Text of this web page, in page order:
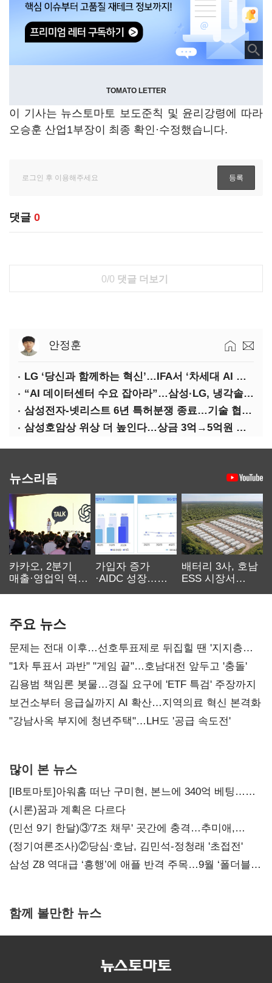
TOMATO LETTER
이 기사는 뉴스토마토 보도준칙 및 윤리강령에 따라
오승훈 산업1부장이 최종 확인·수정했습니다.
댓글 0
0/0 댓글 더보기
안정훈
LG ‘당신과 함께하는 혁신’…IFA서 ‘차세대 AI 홈’ 비전 공개
“AI 데이터센터 수요 잡아라”…삼성·LG, 냉각솔루션 속도전
삼성전자-넷리스트 6년 특허분쟁 종료…기술 협력 확대 합의
삼성호암상 위상 더 높인다…상금 3억→5억원 증액
뉴스리듬
카카오, 2분기
매출·영업익 역대
가입자 증가
·AIDC 성장…
배터리 3사, 호남
ESS 시장서
주요 뉴스
문제는 전대 이후…선호투표제로 뒤집힐 땐 '지지층
불복'
"1차 투표서 과반" "게임 끝"…호남대전 앞두고 '충돌'
김용범 책임론 봇물…경질 요구에 'ETF 특검' 주장까지
보건소부터 응급실까지 AI 확산…지역의료 혁신 본격화
"강남사옥 부지에 청년주택"…LH도 '공급 속도전'
많이 본 뉴스
[IB토마토]아워홈 떠난 구미현, 본느에 340억 베팅…
가족 지배체제 구축
(시론)꿈과 계획은 다르다
(민선 9기 한달)③'7조 채무' 곳간에 충격…추미애,
20년만에 '비상재정' 선언 승부수
(정기여론조사)②당심·호남, 김민석-정청래 '초접전'
삼성 Z8 역대급 ‘흥행’에 애플 반격 주목…9월 ‘폴더블
함께 볼만한 뉴스